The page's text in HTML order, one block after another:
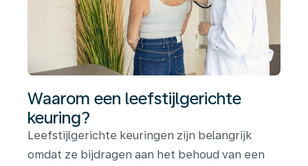
Waarom een leefstijlgerichte
keuring?
Leefstijlgerichte keuringen zijn belangrijk
omdat ze bijdragen aan het behoud van een